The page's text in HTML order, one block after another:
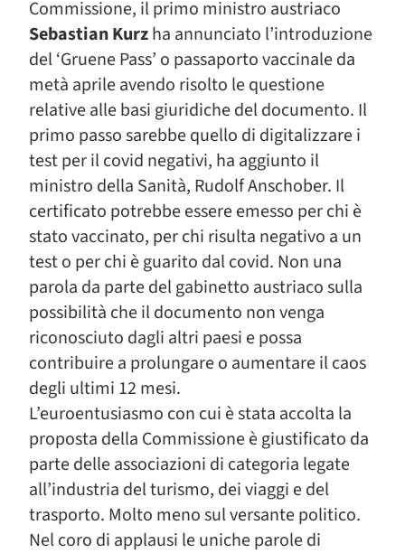
Commissione, il primo ministro austriaco
Sebastian Kurzha annunciato l’introduzione
del ‘Gruene Pass’ o passaporto vaccinale da
metà aprile avendo risolto le questione
relative alle basi giuridiche del documento. Il
primo passo sarebbe quello di digitalizzare i
test per il covid negativi, ha aggiunto il
ministro della Sanità, Rudolf Anschober. Il
certificato potrebbe essere emesso per chi è
stato vaccinato, per chi risulta negativo a un
test o per chi è guarito dal covid. Non una
parola da parte del gabinetto austriaco sulla
possibilità che il documento non venga
riconosciuto dagli altri paesi e possa
contribuire a prolungare o aumentare il caos
degli ultimi 12 mesi.
L’euroentusiasmo con cui è stata accolta la
proposta della Commissione è giustificato da
parte delle associazioni di categoria legate
all’industria del turismo, dei viaggi e del
trasporto. Molto meno sul versante politico.
Nel coro di applausi le uniche parole di